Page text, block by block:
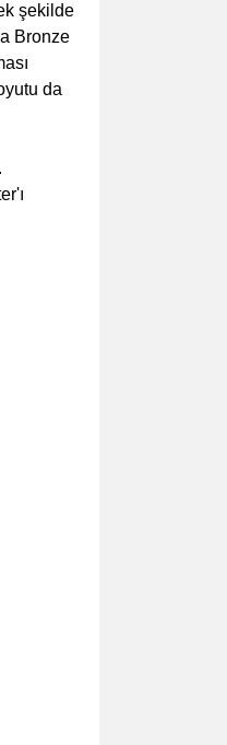
şekilde
Bronze
da